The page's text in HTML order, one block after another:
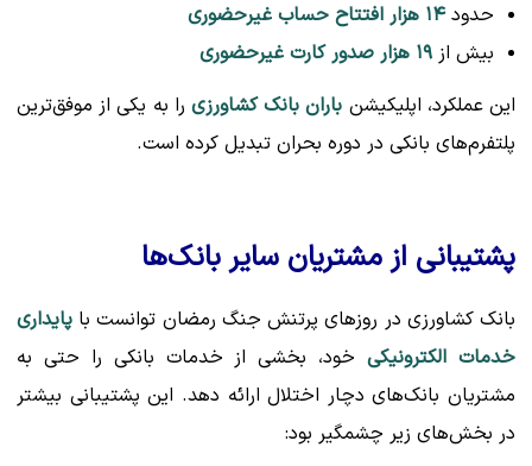
حدود۱۴ هزار افتتاح حساب غیرحضوری
بیش از ۱۹ هزار صدور کارت غیرحضوری
این عملکرد، اپلیکیشن باران بانک کشاورزی را به یکی از موفق‌ترین
پلتفرم‌های بانکی در دوره بحران تبدیل کرده است.
پشتیبانی از مشتریان سایر بانک‌ها
بانک کشاورزی در روزهای پرتنش جنگ رمضان توانست با پایداری
خدمات الکترونیکیخود، بخشی از خدمات بانکی را حتی به
مشتریان بانک‌های دچار اختلال ارائه دهد. این پشتیبانی بیشتر
در بخش‌های زیر چشمگیر بود: